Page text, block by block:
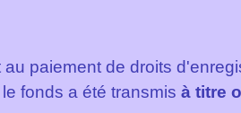
paiement de droits
fonds a été transmis à titre